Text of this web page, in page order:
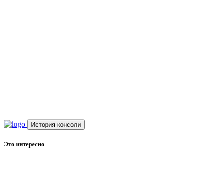
История консоли
Это интересно